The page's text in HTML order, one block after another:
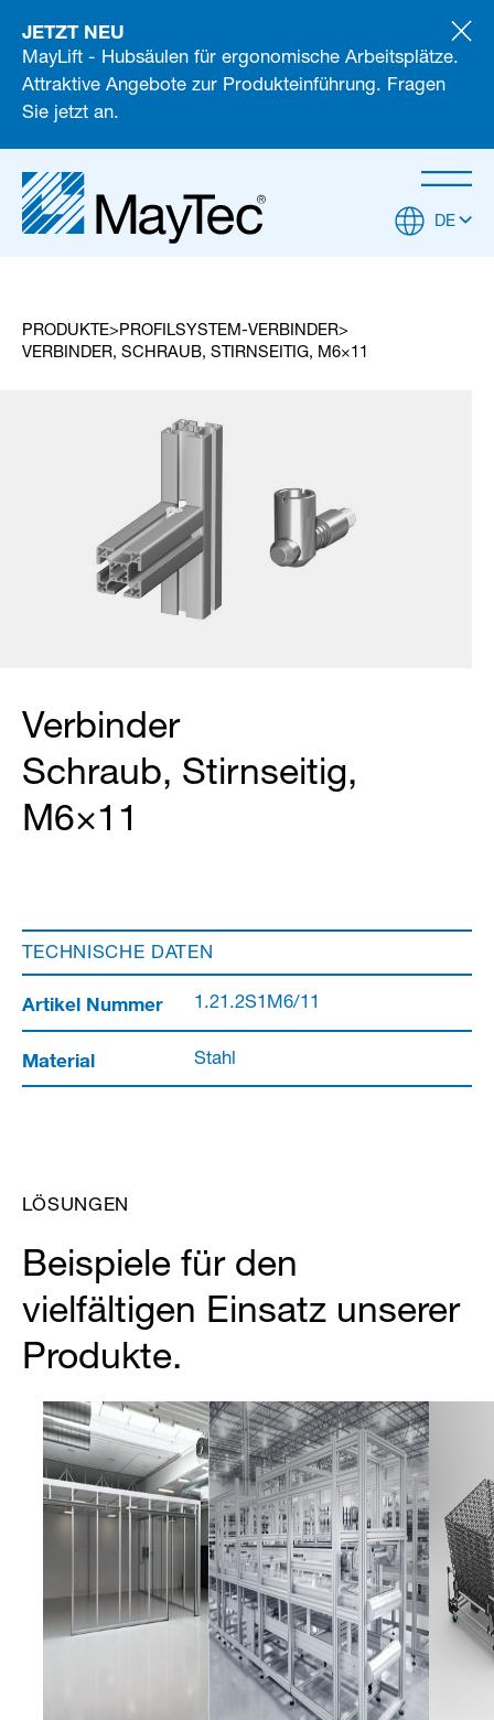
JETZT NEU
MayLift - Hubsäulen für ergonomische Arbeitsplätze.
Attraktive Angebote zur Produkteinführung. Fragen
Sie jetzt an.
DE
PRODUKTE
PROFILSYSTEM-VERBINDER
VERBINDER, SCHRAUB, STIRNSEITIG, M6×11
Verbinder
Schraub, Stirnseitig,
M6×11
TECHNISCHE DATEN
Artikel Nummer 1.21.2S1M6/11
Material Stahl
LÖSUNGEN
Beispiele für den
vielfältigen Einsatz unserer
Produkte.